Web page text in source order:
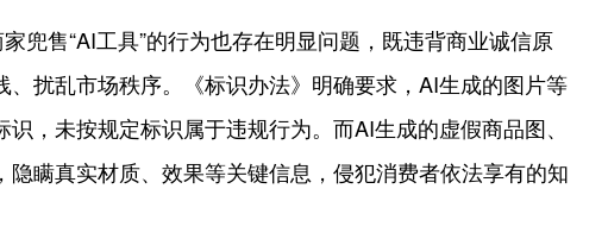
兜售“AI工具”的行为也存在明显问题，既违背商业诚信原
、扰乱市场秩序。《标识办法》明确要求，AI生成的图片等
，未按规定标识属于违规行为。而AI生成的虚假商品图、
隐瞒真实材质、效果等关键信息，侵犯消费者依法享有的知